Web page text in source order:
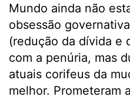
Mundo ainda não
obsessão
(redução da dívida e
com a penúria, mas
atuais corifeus da
melhor. Prometeram